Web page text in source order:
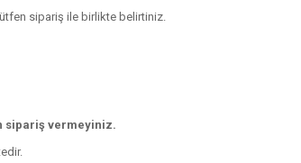
sipariş ile birlikte belirtiniz.
sipariş vermeyiniz.